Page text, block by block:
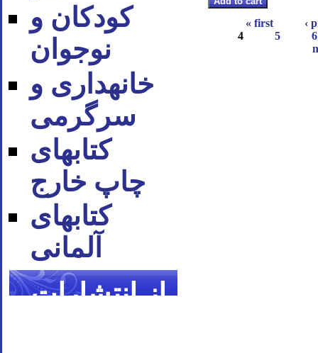
کودکان و
نوجوان
خانه‪داری و
سرگرمی
کتاب‪های
چاپ خارج
کتاب‪های
آلمانی
از انتشارات
« first
‹
4
5
6